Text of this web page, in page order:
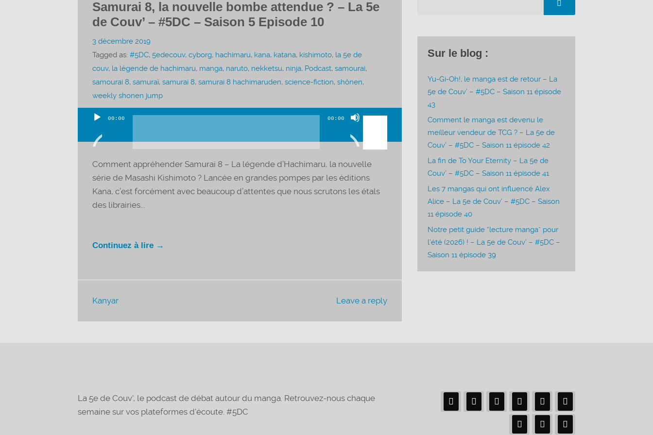
Samurai 8, la nouvelle bombe attendue ? – La 5e
de Couv’ – #5DC – Saison 5 Episode 10
3 décembre 2019
Tagged as: #5DC, 5edecouv, cyborg, hachimaru, kana, katana, kishimoto, la 5e de
couv, la légende de hachimaru, manga, naruto, nekketsu, ninja, Podcast, samourai,
samourai 8, samuraï, samurai 8, samurai 8 hachimaruden, science-fiction, shônen,
weekly shonen jump
Lecteur
audio
00:00 00:00
Utilisez
flèches
pour
augmenter
ou
Comment appréhender Samurai 8 – La légende d’Hachimaru, la nouvelle
série de Masashi Kishimoto ? Lancée en grandes pompes par les éditions
Kana, c’est forcément avec beaucoup d’attentes que nous scrutons les étals
des librairies...
Continuez à lire →
Leave a reply
Kanyar
Sur le blog :
Yu-Gi-Oh!, le manga est de retour – La
5e de Couv’ – #5DC – Saison 11 épisode
43
Comment le manga est devenu le
meilleur vendeur de TCG ? – La 5e de
Couv’ – #5DC – Saison 11 épisode 42
La fin de To Your Eternity – La 5e de
Couv’ – #5DC – Saison 11 épisode 41
Les 7 mangas qui ont influencé Alex
Alice – La 5e de Couv’ – #5DC – Saison
11 épisode 40
Notre petit guide “lecture manga” pour
l’été (2026) ! – La 5e de Couv’ – #5DC –
Saison 11 épisode 39
La 5e de Couv', le podcast de débat autour du manga. Retrouvez-nous chaque
semaine sur vos plateformes d'écoute. #5DC